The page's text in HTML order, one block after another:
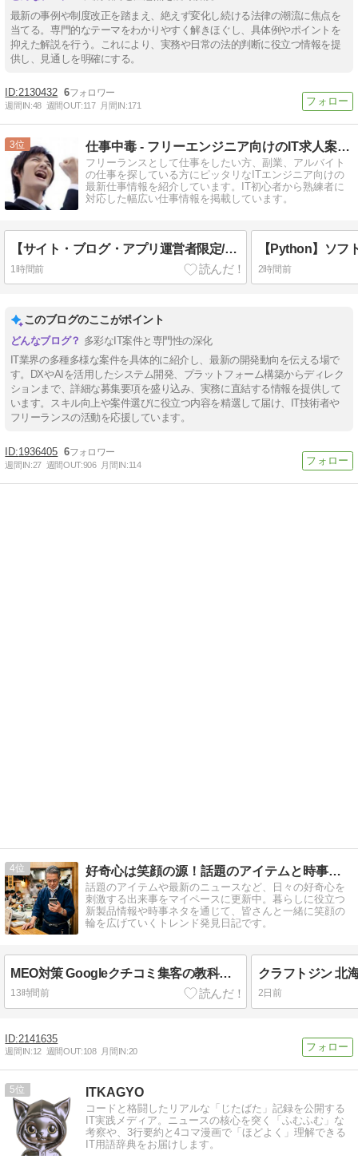
最新の事例や制度改正を踏まえ、絶えず変化し続ける法律の潮流に焦点を
当てる。専門的なテーマをわかりやすく解きほぐし、具体例やポイントを
抑えた解説を行う。これにより、実務や日常の法的判断に役立つ情報を提
供し、見通しを明確にする。
2130432 6
週間IN:48 週間OUT:117 月間IN:171
3 仕事中毒 - フリーエンジニア向けのIT求人案件を掲載中 -
フリーランスとして仕事をしたい方、副業、アルバイト
の仕事を探している方にピッタリなITエンジニア向けの
最新仕事情報を紹介しています。IT初心者から熟練者に
対応した幅広い仕事情報を掲載しています。
【サイト・ブログ・アプリ運営者限定/約15分】あなたのサイトを無料掲載できる新サービスの設置テスト(報酬300円 掲載特典)
1時間前 2時間前
このブログのここがポイント
多彩なIT案件と専門性の深化
IT業界の多種多様な案件を具体的に紹介し、最新の開発動向を伝える場で
す。DXやAIを活用したシステム開発、プラットフォーム構築からディレク
ションまで、詳細な募集要項を盛り込み、実務に直結する情報を提供して
います。スキル向上や案件選びに役立つ内容を精選して届け、IT技術者や
フリーランスの活動を応援しています。
1936405 6
週間IN:27 週間OUT:906 月間IN:114
4 好奇心は笑顔の源！話題のアイテムと時事ネタ日記
話題のアイテムや最新のニュースなど、日々の好奇心を
刺激する出来事をマイペースに更新中。暮らしに役立つ
新製品情報や時事ネタを通じて、皆さんと一緒に笑顔の
輪を広げていくトレンド発見日記です。
MEO対策 Googleクチコミ集客の教科書 ビジネス書
13時間前
クラフトジン 北
2日前
2141635
週間IN:12 週間OUT:108 月間IN:20
5 ITKAGYO
コードと格闘したリアルな「じたばた」記録を公開する
IT実践メディア。ニュースの核心を突く「ふむふむ」な
考察や、3行要約と4コマ漫画で「ほどよく」理解できる
IT用語辞典をお届けします。